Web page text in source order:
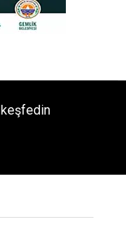
keşfedin